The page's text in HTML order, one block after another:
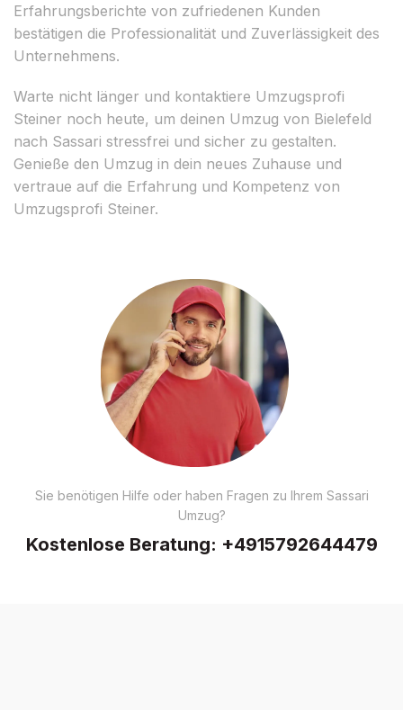
Erfahrungsberichte von zufriedenen Kunden
bestätigen die Professionalität und Zuverlässigkeit des
Unternehmens.
Warte nicht länger und kontaktiere Umzugsprofi
Steiner noch heute, um deinen Umzug von Bielefeld
nach Sassari stressfrei und sicher zu gestalten.
Genieße den Umzug in dein neues Zuhause und
vertraue auf die Erfahrung und Kompetenz von
Umzugsprofi Steiner.
Sie benötigen Hilfe oder haben Fragen zu Ihrem Sassari
Umzug?
Kostenlose Beratung: +4915792644479